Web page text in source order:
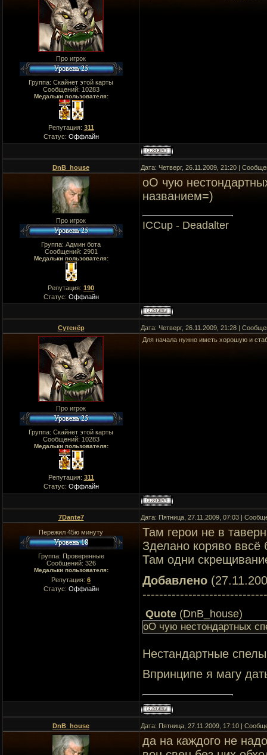
Про игрок
Группа: Скайнет этой карты
Сообщений: 10283
Медальки пользователя:
Репутация: 311
Статус: Оффлайн
DnB_house Дата: Четверг, 26.11.2009, 21:20 |
Про игрок
Группа: Админ бота
Сообщений: 2901
Медальки пользователя:
Репутация: 190
Статус: Оффлайн
оО чую
названием=)
ICCup - Deadalter
Сутенёр Дата: Четверг, 26.11.2009, 21:28 |
Про игрок
Группа: Скайнет этой карты
Сообщений: 10283
Медальки пользователя:
Репутация: 311
Статус: Оффлайн
Для начала нужно иметь хорошую и
7Dante7 Дата: Пятница, 27.11.2009, 07:03 |
Пережил 45ю минуту
Группа: Проверенные
Сообщений: 326
Медальки пользователя:
Репутация: 6
Статус: Оффлайн
Там герои не в
Зделано коряво ввсё
Там одни
Добавлено
Quote (DnB_house)
оО чую нестондартных
Нестандартные
Впринципе я магу
DnB_house Дата: Пятница, 27.11.2009, 17:10 |
да на каждого не